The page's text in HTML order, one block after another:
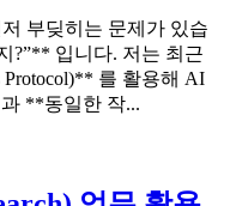
부딪히는 문제가 있습
?”** 입니다. 저는 최근
Protocol)** 를 활용해 AI
**동일한 작...